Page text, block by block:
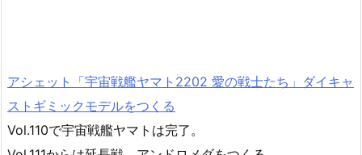
アシェット「宇宙戦艦ヤマト2202 愛の戦士たち」ダイキャ
ストギミックモデルをつくる
Vol.110で宇宙戦艦ヤマトは完了。